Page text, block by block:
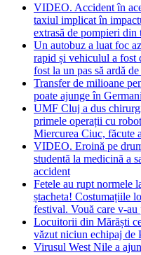
VIDEO. Accident în
taxiul implicat în
extrasă de pompieri din
Un autobuz a luat foc
rapid și vehiculul a fost
fost la un pas să ardă
Transfer de milioane
poate ajunge în
UMF Cluj a dus
primele operații cu
Miercurea Ciuc, făcute
VIDEO. Eroină pe
studentă la medicină a
accident
Fetele au rupt normele
ștacheta! Costumațiile
festival. Vouă care v-au
Locuitorii din Mărăști
văzut niciun echipaj de
Virusul West Nile a